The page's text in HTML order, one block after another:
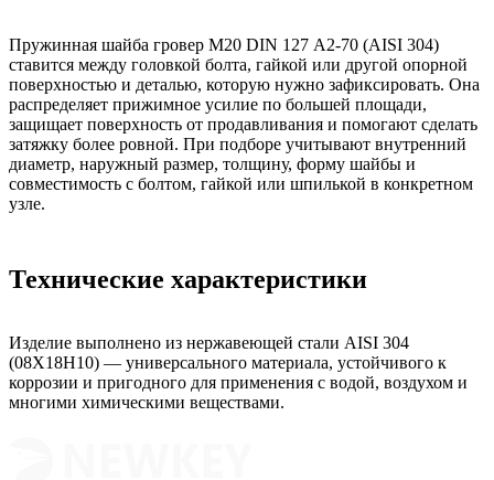
Пружинная шайба гровер М20 DIN 127 A2-70 (AISI 304)
ставится между головкой болта, гайкой или другой опорной
поверхностью и деталью, которую нужно зафиксировать. Она
распределяет прижимное усилие по большей площади,
защищает поверхность от продавливания и помогают сделать
затяжку более ровной. При подборе учитывают внутренний
диаметр, наружный размер, толщину, форму шайбы и
совместимость с болтом, гайкой или шпилькой в конкретном
узле.
Технические характеристики
Изделие выполнено из нержавеющей стали AISI 304
(08Х18Н10) — универсального материала, устойчивого к
коррозии и пригодного для применения с водой, воздухом и
многими химическими веществами.